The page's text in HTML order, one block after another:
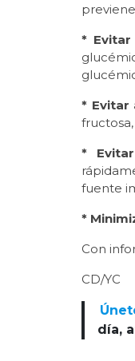
*
* Evitar
*
fuente
*
Con
CD/YC
día,